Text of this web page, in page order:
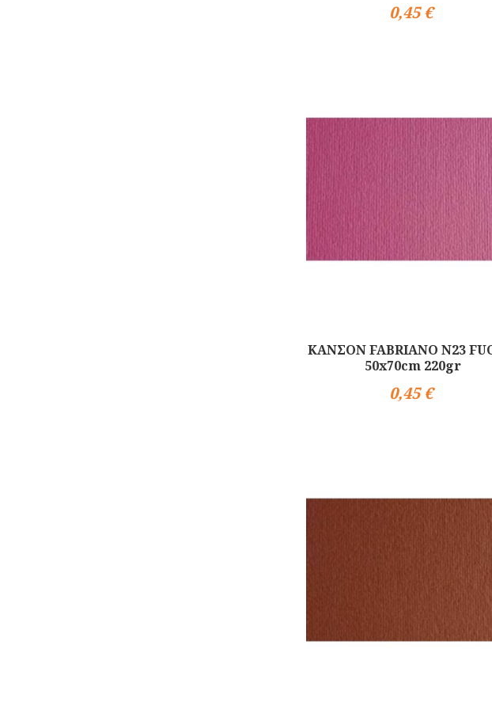
0,45 €
ΚΑΝΣΟΝ FABRIANO N23
50x70cm 220gr
0,45 €